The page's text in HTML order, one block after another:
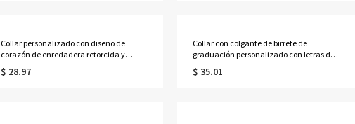
Collar personalizado con diseño de
corazón de enredadera retorcida y
piedras de nacimiento familiares con
nombres, joyería romántica de plata
$ 28.97
Collar con colgante de birrete de
graduación personalizado con letras de
burbujas de esmalte multicolor en 3D,
joyería de graduación de plata de ley
$ 35.01